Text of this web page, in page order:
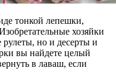
тонкой лепешки,
хозяйки
рулеты, но и десерты и
вы найдете целый
в лаваш, если